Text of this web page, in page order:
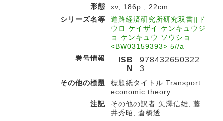
形態
xv, 186p ; 22cm
シリーズ名等
道路経済研究所研究双書||ド
ウロ ケイザイ ケンキュウジ
ョ ケンキュウ ソウショ
<BW03159393> 5//a
巻号情報
ISB
N
978432650322
3
その他の標題
標題紙タイトル:Transport
economic theory
注記
その他の訳者:矢澤信雄, 藤
井秀昭, 倉橋透